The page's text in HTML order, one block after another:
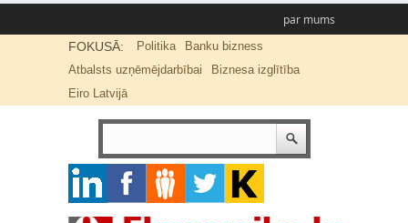
par mums
FOKUSĀ: Politika
Banku bizness
Atbalsts uzņēmējdarbībai
Biznesa izglītība
Eiro Latvijā